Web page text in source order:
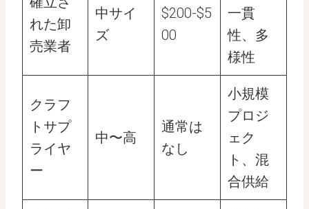
れた卸
売業者
中サイ
ズ
$200-$5
00
一貫
性、多
様性
クラフ
トサプ
ライヤ
ー
中〜高
通常は
なし
小規模
プロジ
ェク
ト、混
合供給